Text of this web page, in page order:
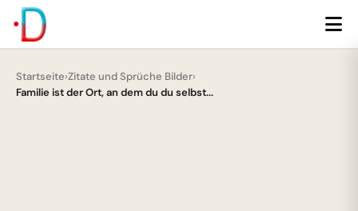
Startseite›Zitate und Sprüche Bilder›
Familie ist der Ort, an dem du du selbst...